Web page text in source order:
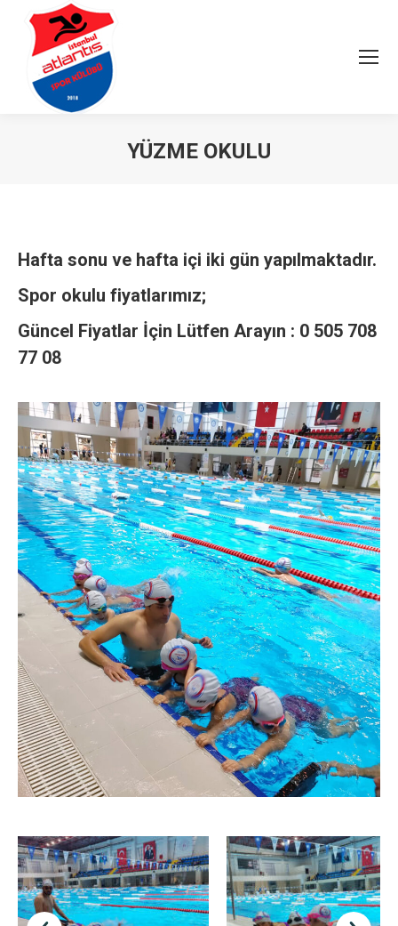
YÜZME OKULU
Hafta sonu ve hafta içi iki gün yapılmaktadır.
Spor okulu fiyatlarımız;
Güncel Fiyatlar İçin Lütfen Arayın : 0 505 708
77 08